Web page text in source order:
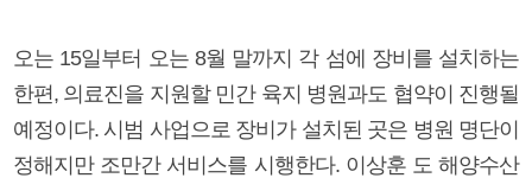
오는 15일부터 오는 8월 말까지 각 섬에 장비를 설치하는
한편, 의료진을 지원할 민간 육지 병원과도 협약이 진행될
예정이다. 시범 사업으로 장비가 설치된 곳은 병원 명단이
정해지만 조만간 서비스를 시행한다. 이상훈 도 해양수산